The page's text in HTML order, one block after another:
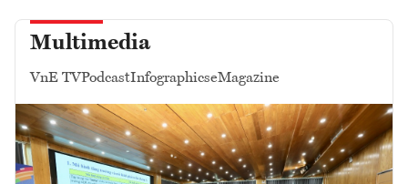
Multimedia
VnE TVPodcastInfographicseMagazine